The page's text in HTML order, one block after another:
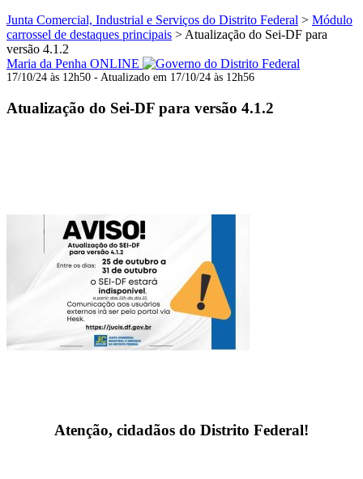
Junta Comercial, Industrial e Serviços do Distrito Federal > Módulo
carrossel de destaques principais > Atualização do Sei-DF para
versão 4.1.2
Maria da Penha ONLINE
17/10/24 às 12h50 - Atualizado em 17/10/24 às 12h56
Atualização do Sei-DF para versão 4.1.2
Atenção, cidadãos do Distrito Federal!